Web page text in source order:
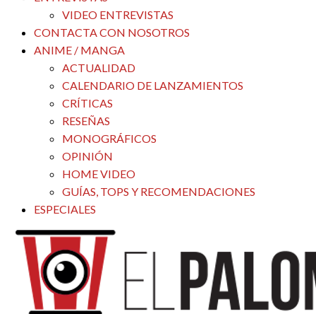
VIDEO ENTREVISTAS
CONTACTA CON NOSOTROS
ANIME / MANGA
ACTUALIDAD
CALENDARIO DE LANZAMIENTOS
CRÍTICAS
RESEÑAS
MONOGRÁFICOS
OPINIÓN
HOME VIDEO
GUÍAS, TOPS Y RECOMENDACIONES
ESPECIALES